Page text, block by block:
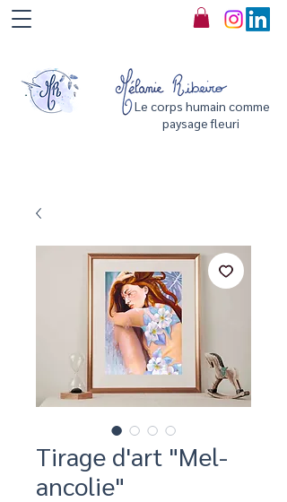
Le corps humain comme
paysage fleuri
Tirage d'art "Mel-
ancolie"